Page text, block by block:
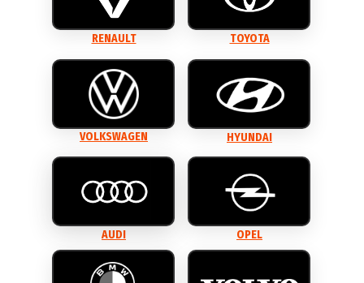
OPEL
TOYOTA
RENAULT
VOLKSWAGEN
AUDI
HYUNDAI